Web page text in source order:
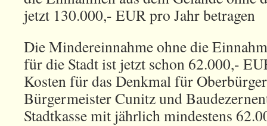
jetzt 130.000,- EUR pro Jahr betragen
Die Mindereinnahme ohne die
für die Stadt ist jetzt schon 62.000,-
Kosten für das Denkmal für
Bürgermeister Cunitz und
Stadtkasse mit jährlich mindestens